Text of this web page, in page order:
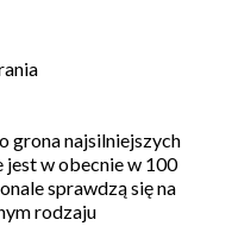
grona najsilniejszych
w obecnie w 100
sprawdzą się na
rodzaju